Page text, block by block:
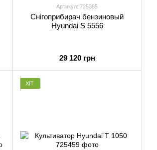
Артикул: 725385
Снігоприбирач бензиновый
Hyundai S 5556
29 120 грн
ХІТ